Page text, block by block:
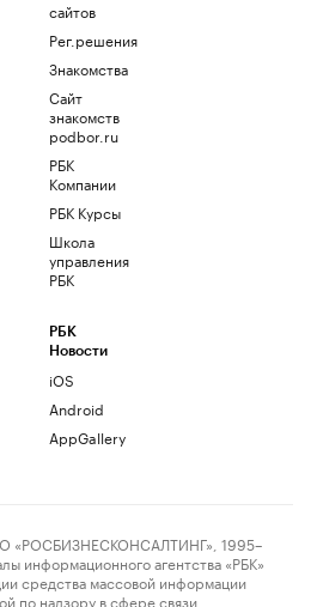
сайтов
Рег.решения
Знакомства
Сайт
знакомств
podbor.ru
РБК
Компании
РБК Курсы
Школа
управления
РБК
РБК
Новости
iOS
Android
AppGallery
1995–
информационного агентства «РБК»
средства массовой информации
по надзору в сфере связи,